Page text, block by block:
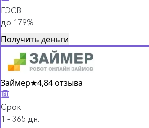
ГЭСВ
до 179%
Получить деньги
Займер★4,84 отзыва
Срок
1 – 365 дн.